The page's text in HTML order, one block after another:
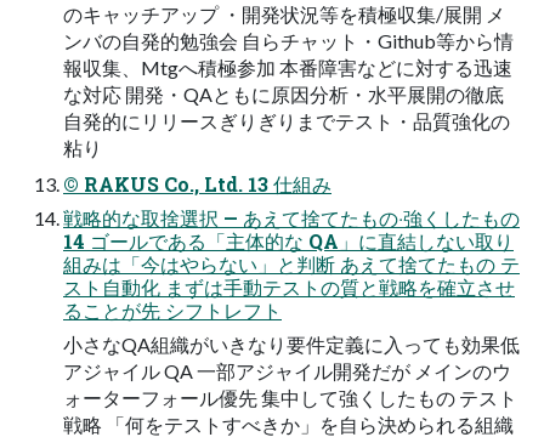
のキャッチアップ ・開発状況等を積極収集/展開 メ
ンバの自発的勉強会 自らチャット・Github等から情
報収集、Mtgへ積極参加 本番障害などに対する迅速
な対応 開発・QAともに原因分析・水平展開の徹底
自発的にリリースぎりぎりまでテスト・品質強化の
粘り
© RAKUS Co., Ltd. 13 仕組み
戦略的な取捨選択 — あえて捨てたもの‧強くしたもの
14 ゴールである「主体的な QA」に直結しない取り
組みは「今はやらない」と判断 あえて捨てたもの テ
スト自動化 まずは手動テストの質と戦略を確立させ
ることが先 シフトレフト
小さなQA組織がいきなり要件定義に入っても効果低
アジャイル QA 一部アジャイル開発だが メインのウ
ォーターフォール優先 集中して強くしたもの テスト
戦略 「何をテストすべきか」を自ら決められる組織